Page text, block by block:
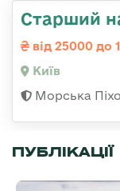
Стаpший
від 25000 до
Київ
Морська
ПУБЛІКАЦІЇ